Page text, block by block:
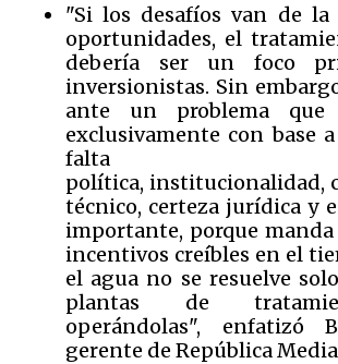
"Si los desafíos van de la
oportunidades, el
debería ser un foco
inversionistas. Sin
ante un problema que
exclusivamente con base
falta
política, institucionalidad,
técnico, certeza jurídica y
importante, porque manda
incentivos creíbles en el
el agua no se resuelve
plantas de
operándolas", enfatizó
gerente de República